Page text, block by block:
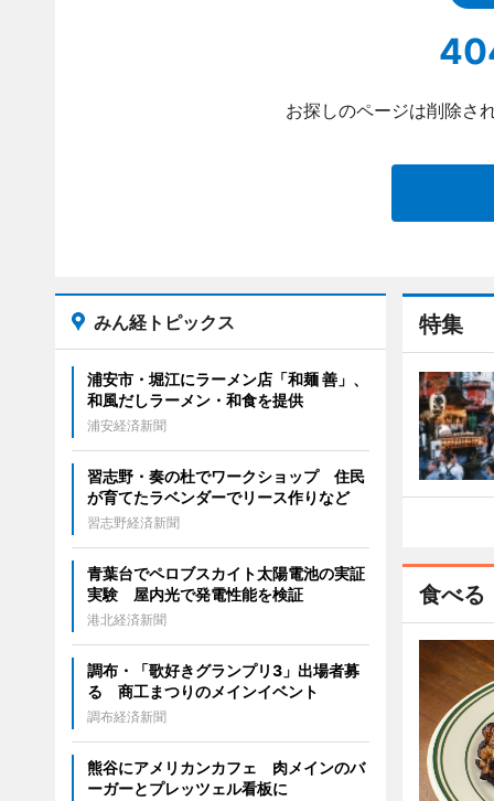
お探しのページは削除さ
特集
食べる
みん経トピックス
浦安市・堀江にラーメン店「和麺 善」、
和風だしラーメン・和食を提供
浦安経済新聞
習志野・奏の杜でワークショップ 住民
が育てたラベンダーでリース作りなど
習志野経済新聞
青葉台でペロブスカイト太陽電池の実証
実験 屋内光で発電性能を検証
港北経済新聞
調布・「歌好きグランプリ3」出場者募
る 商工まつりのメインイベント
調布経済新聞
熊谷にアメリカンカフェ 肉メインのバ
ーガーとプレッツェル看板に